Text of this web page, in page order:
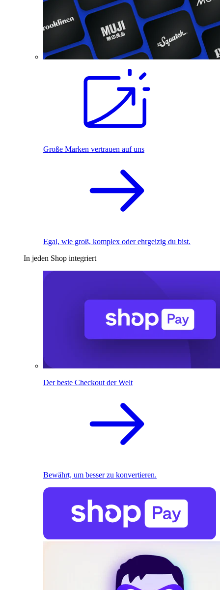
Große Marken vertrauen auf uns
Egal, wie groß, komplex oder ehrgeizig du bist.
In jeden Shop integriert
Der beste Checkout der Welt
Bewährt, um besser zu konvertieren.